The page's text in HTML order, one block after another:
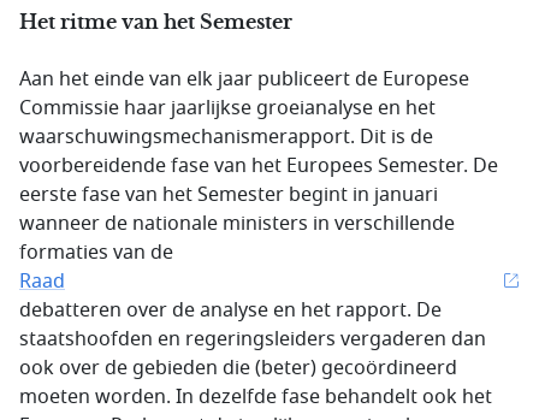
Het ritme van het Semester
Aan het einde van elk jaar publiceert de Europese
Commissie haar jaarlijkse groeianalyse en het
waarschuwingsmechanismerapport. Dit is de
voorbereidende fase van het Europees Semester. De
eerste fase van het Semester begint in januari
wanneer de nationale ministers in verschillende
formaties van de
Raad
debatteren over de analyse en het rapport. De
staatshoofden en regeringsleiders vergaderen dan
ook over de gebieden die (beter) gecoördineerd
moeten worden. In dezelfde fase behandelt ook het